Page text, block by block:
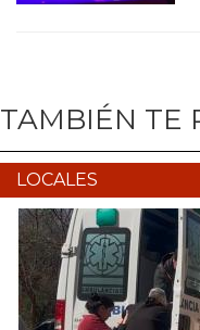
TAMBIÉN TE
LOCALES